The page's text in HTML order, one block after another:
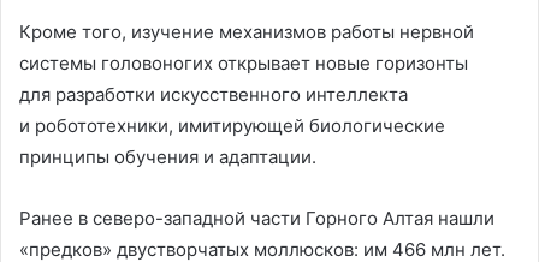
Кроме того, изучение механизмов работы нервной
системы головоногих открывает новые горизонты
для разработки искусственного интеллекта
и робототехники, имитирующей биологические
принципы обучения и адаптации.
Ранее в северо-западной части Горного Алтая нашли
«предков» двустворчатых моллюсков: им 466 млн лет.